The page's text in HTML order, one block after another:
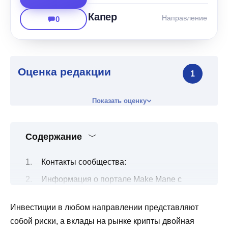
0 Капер Направление
Оценка редакции 1
Показать оценку
Содержание
Контакты сообщества:
Информация о портале Make Mane с
Инвестиции с Make Mane: статистика и
отзывы инвесторов
Инвестиции в любом направлении представляют
собой риски, а вклады на рынке крипты двойная